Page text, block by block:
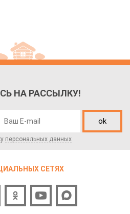
НА РАССЫЛКУ!
ok
персональных данных
СЕТЯХ